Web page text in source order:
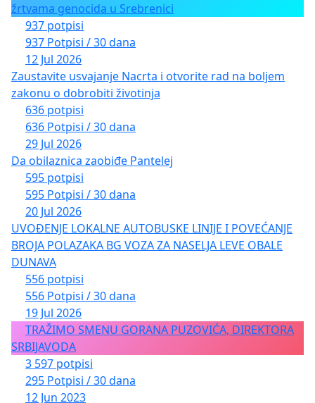
žrtvama genocida u Srebrenici
937 potpisi
937 Potpisi / 30 dana
12 Jul 2026
Zaustavite usvajanje Nacrta i otvorite rad na boljem
zakonu o dobrobiti životinja
636 potpisi
636 Potpisi / 30 dana
29 Jul 2026
Da obilaznica zaobiđe Pantelej
595 potpisi
595 Potpisi / 30 dana
20 Jul 2026
UVOĐENJE LOKALNE AUTOBUSKE LINIJE I POVEĆANJE
BROJA POLAZAKA BG VOZA ZA NASELJA LEVE OBALE
DUNAVA
556 potpisi
556 Potpisi / 30 dana
19 Jul 2026
TRAŽIMO SMENU GORANA PUZOVIĆA, DIREKTORA
SRBIJAVODA
3 597 potpisi
295 Potpisi / 30 dana
12 Jun 2023